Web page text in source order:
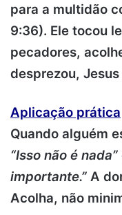
para a multidão
9:36). Ele tocou
pecadores,
desprezou,
Aplicação prática
Quando alguém
“Isso não é nada”
importante.” A
Acolha, não